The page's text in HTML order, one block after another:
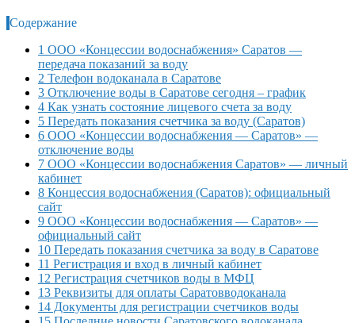
Содержание
1 ООО «Концессии водоснабжения» Саратов —
передача показаний за воду
2 Телефон водоканала в Саратове
3 Отключение воды в Саратове сегодня – график
4 Как узнать состояние лицевого счета за воду
5 Передать показания счетчика за воду (Саратов)
6 ООО «Концессии водоснабжения — Саратов» —
отключение воды
7 ООО «Концессии водоснабжения Саратов» — личный
кабинет
8 Концессия водоснабжения (Саратов): официальный
сайт
9 ООО «Концессии водоснабжения — Саратов» —
официальный сайт
10 Передать показания счетчика за воду в Саратове
11 Регистрация и вход в личный кабинет
12 Регистрация счетчиков воды в МФЦ
13 Реквизиты для оплаты Саратовводоканала
14 Документы для регистрации счетчиков воды